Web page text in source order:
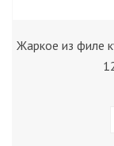
Жаркое из филе